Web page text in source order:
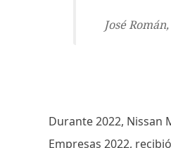
José
Durante 2022, Nissan
Empresas 2022,